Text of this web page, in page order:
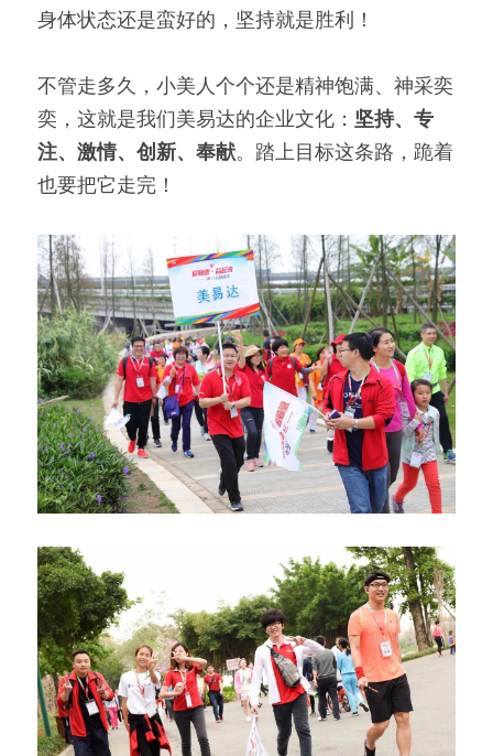
身体状态还是蛮好的，坚持就是胜利！
不管走多久，小美人个个还是精神饱满、神采奕
奕，这就是我们美易达的企业文化： 坚持、专
注、激情、创新、奉献。踏上目标这条路，跪着
也要把它走完！